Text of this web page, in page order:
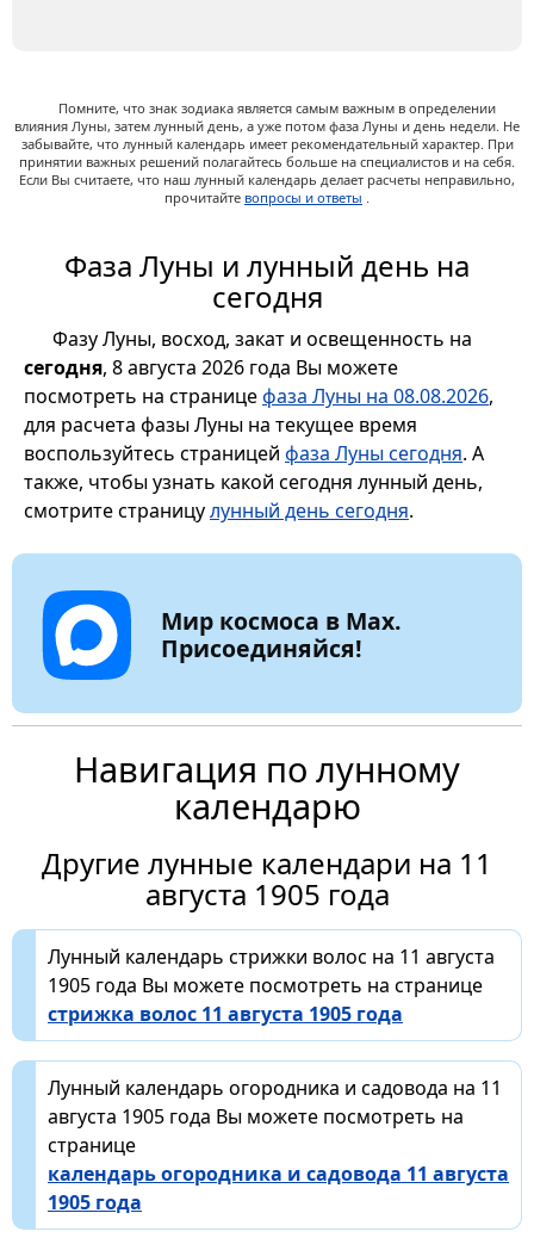
Помните, что знак зодиака является самым важным в определении
влияния Луны, затем лунный день, а уже потом фаза Луны и день недели. Не
забывайте, что лунный календарь имеет рекомендательный характер. При
принятии важных решений полагайтесь больше на специалистов и на себя.
Если Вы считаете, что наш лунный календарь делает расчеты неправильно,
прочитайте вопросы и ответы .
Фаза Луны и лунный день на
сегодня
Фазу Луны, восход, закат и освещенность на
сегодня, 8 августа 2026 года Вы можете
посмотреть на страницефаза Луны на 08.08.2026,
для расчета фазы Луны на текущее время
воспользуйтесь страницей фаза Луны сегодня. А
также, чтобы узнать какой сегодня лунный день,
смотрите страницулунный день сегодня.
Мир космоса в Max.
Присоединяйся!
Навигация по лунному
календарю
Другие лунные календари на 11
августа 1905 года
Лунный календарь стрижки волос на 11 августа
1905 года Вы можете посмотреть на странице
стрижка волос 11 августа 1905 года
Лунный календарь огородника и садовода на 11
августа 1905 года Вы можете посмотреть на
странице
календарь огородника и садовода 11 августа
1905 года